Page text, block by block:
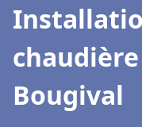
Bougival